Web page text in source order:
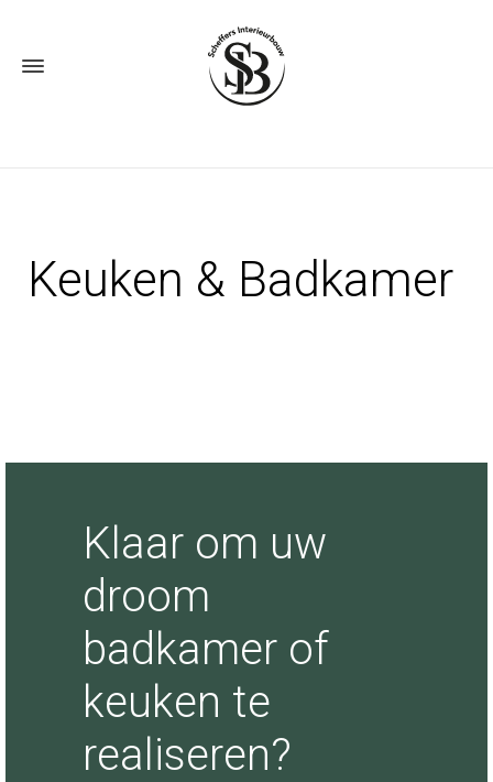
Keuken & Badkamer
Klaar om uw
droom
badkamer of
keuken te
realiseren?